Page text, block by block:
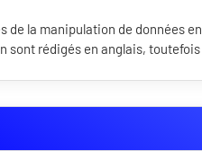
de la manipulation de données
sont rédigés en anglais,